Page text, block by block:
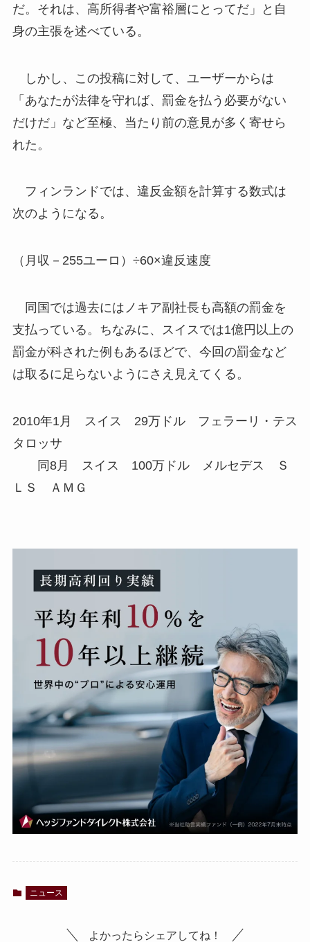
だ。それは、高所得者や富裕層にとってだ」と自
身の主張を述べている。
しかし、この投稿に対して、ユーザーからは
「あなたが法律を守れば、罰金を払う必要がない
だけだ」など至極、当たり前の意見が多く寄せら
れた。
フィンランドでは、違反金額を計算する数式は
次のようになる。
（月収－255ユーロ）÷60×違反速度
同国では過去にはノキア副社長も高額の罰金を
支払っている。ちなみに、スイスでは1億円以上の
罰金が科された例もあるほどで、今回の罰金など
は取るに足らないようにさえ見えてくる。
2010年1月 スイス 29万ドル フェラーリ・テス
タロッサ
同8月 スイス 100万ドル メルセデス Ｓ
ＬＳ ＡＭＧ
ニュース
よかったらシェアしてね！